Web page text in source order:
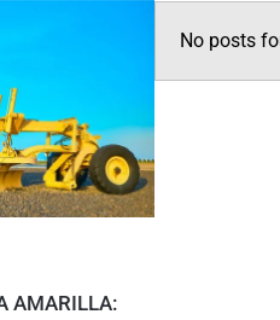
AMARILLA:
No posts